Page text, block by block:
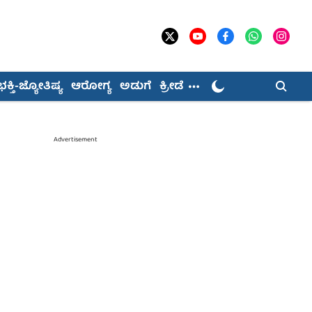
ಜ್ಯೋತಿಷ್ಯ ಆರೋಗ್ಯ ಅಡುಗೆ ಕ್ರೀಡೆ
Advertisement